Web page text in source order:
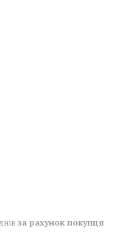
за рахунок покупця